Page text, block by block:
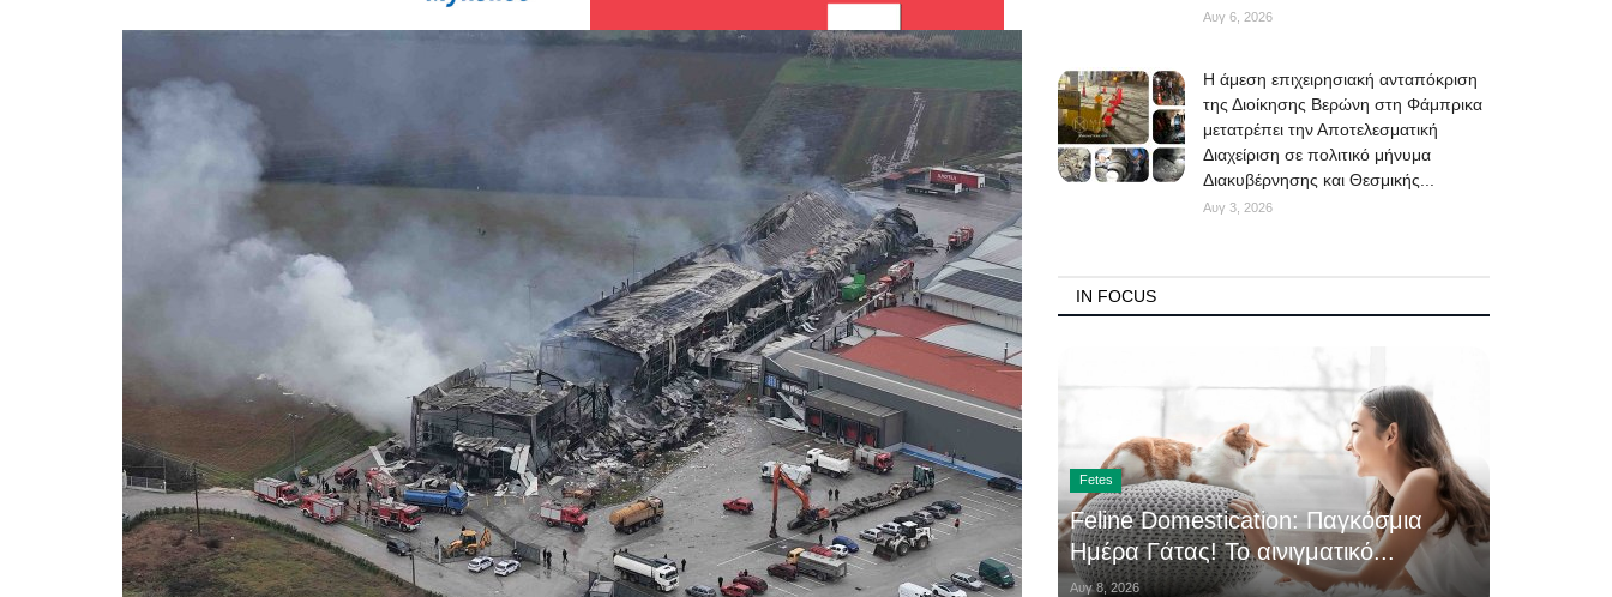
Αυγ 6, 2026
Η άμεση επιχειρησιακή ανταπόκριση
της Διοίκησης Βερώνη στη Φάμπρικα
μετατρέπει την Αποτελεσματική
Διαχείριση σε πολιτικό μήνυμα
Διακυβέρνησης και Θεσμικής...
Αυγ 3, 2026
IN FOCUS
Fetes
Feline Domestication: Παγκόσμια
Ημέρα Γάτας! Το αινιγματικό...
Αυγ 8, 2026